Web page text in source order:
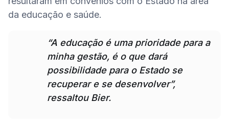
da educação e saúde.
“A educação é uma prioridade para a
minha gestão, é o que dará
possibilidade para o Estado se
recuperar e se desenvolver”,
ressaltou Bier.